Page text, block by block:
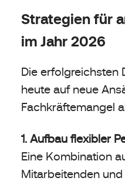
Strategien für
im Jahr 2026
Die erfolgreichsten
heute auf neue
Fachkräftemangel
1. Aufbau flexibler
Eine Kombination
Mitarbeitenden